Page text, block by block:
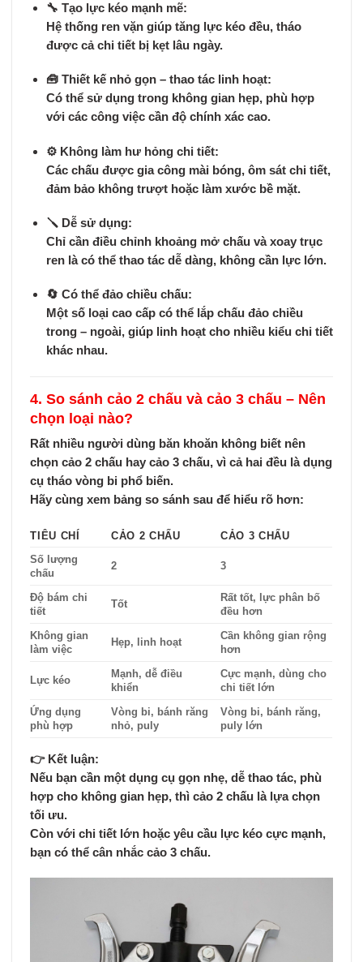
🔧 Tạo lực kéo mạnh mẽ:
Hệ thống ren vặn giúp tăng lực kéo đều, tháo
được cả chi tiết bị kẹt lâu ngày.
🧰 Thiết kế nhỏ gọn – thao tác linh hoạt:
Có thể sử dụng trong không gian hẹp, phù hợp
với các công việc cần độ chính xác cao.
⚙️ Không làm hư hỏng chi tiết:
Các chấu được gia công mài bóng, ôm sát chi tiết,
đảm bảo không trượt hoặc làm xước bề mặt.
🪛 Dễ sử dụng:
Chỉ cần điều chỉnh khoảng mở chấu và xoay trục
ren là có thể thao tác dễ dàng, không cần lực lớn.
🔄 Có thể đảo chiều chấu:
Một số loại cao cấp có thể lắp chấu đảo chiều
trong – ngoài, giúp linh hoạt cho nhiều kiểu chi tiết
khác nhau.
4. So sánh cảo 2 chấu và cảo 3 chấu – Nên
chọn loại nào?
Rất nhiều người dùng băn khoăn không biết nên
chọn cảo 2 chấu hay cảo 3 chấu, vì cả hai đều là dụng
cụ tháo vòng bi phổ biến.
Hãy cùng xem bảng so sánh sau để hiểu rõ hơn:
TIÊU CHÍ CẢO 2 CHẤU
CẢO 3 CHẤU
Số lượng
chấu
2 3
Độ bám chi
tiết
Tốt
Rất tốt, lực phân bố
đều hơn
Không gian
làm việc
Hẹp, linh hoạt
Cần không gian rộng
hơn
Lực kéo
Mạnh, dễ điều
khiển
Cực mạnh, dùng cho
chi tiết lớn
Ứng dụng
phù hợp
Vòng bi, bánh răng
nhỏ, puly
Vòng bi, bánh răng,
puly lớn
👉 Kết luận:
Nếu bạn cần một dụng cụ gọn nhẹ, dễ thao tác, phù
hợp cho không gian hẹp, thìcảo 2 chấu là lựa chọn
tối ưu.
Còn vớichi tiết lớn hoặc yêu cầu lực kéo cực mạnh,
bạn có thể cân nhắccảo 3 chấu.